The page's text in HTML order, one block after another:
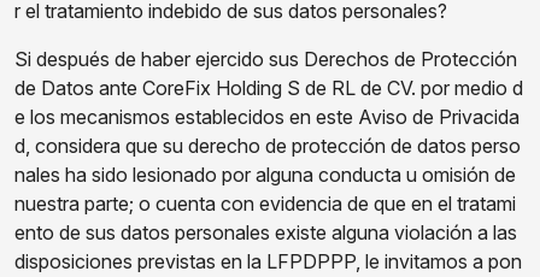
r el tratamiento indebido de sus datos personales?
Si después de haber ejercido sus Derechos de Protección
de Datos ante CoreFix Holding S de RL de CV. por medio d
e los mecanismos establecidos en este Aviso de Privacida
d, considera que su derecho de protección de datos perso
nales ha sido lesionado por alguna conducta u omisión de
nuestra parte; o cuenta con evidencia de que en el tratami
ento de sus datos personales existe alguna violación a las
disposiciones previstas en la LFPDPPP, le invitamos a pon